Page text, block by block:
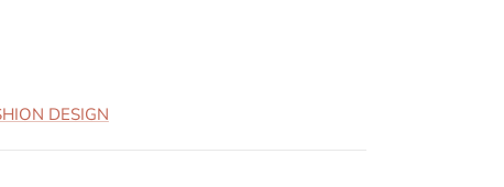
DESIGN